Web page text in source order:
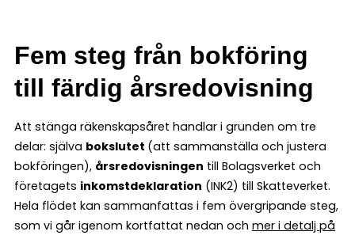
Fem steg från bokföring
till färdig årsredovisning
Att stänga räkenskapsåret handlar i grunden om tre
delar: själva bokslutet (att sammanställa och justera
bokföringen), årsredovisningen till Bolagsverket och
företagets inkomstdeklaration (INK2) till Skatteverket.
Hela flödet kan sammanfattas i fem övergripande steg,
som vi går igenom kortfattat nedan och mer i detalj på